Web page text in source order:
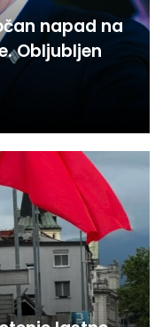
napad na
Obljubljen